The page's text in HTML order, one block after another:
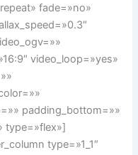
fade=»no»
video_loop=»yes»
padding_bottom=»»
type=»flex»]
type=»1_1″